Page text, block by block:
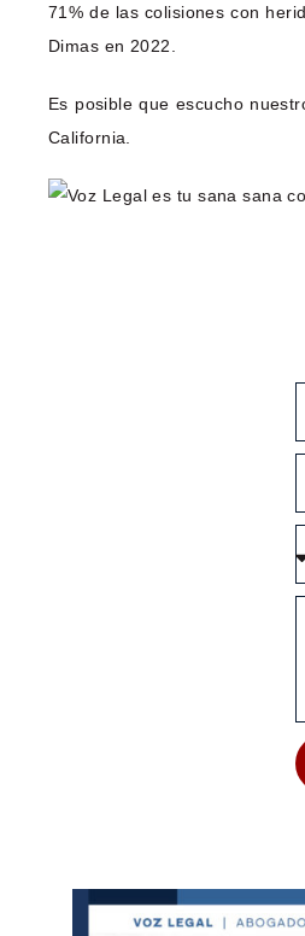
71% de las colisiones con
Dimas en 2022.
Es posible que escucho
California.